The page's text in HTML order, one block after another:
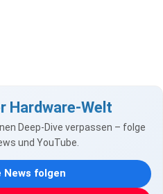
Hardware-Welt
Deep-Dive verpassen – folge
und YouTube.
News folgen